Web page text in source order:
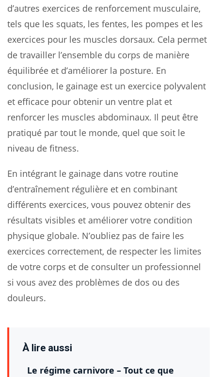
d’autres exercices de renforcement musculaire,
tels que les squats, les fentes, les pompes et les
exercices pour les muscles dorsaux. Cela permet
de travailler l’ensemble du corps de manière
équilibrée et d’améliorer la posture. En
conclusion, le gainage est un exercice polyvalent
et efficace pour obtenir un ventre plat et
renforcer les muscles abdominaux. Il peut être
pratiqué par tout le monde, quel que soit le
niveau de fitness.
En intégrant le gainage dans votre routine
d’entraînement régulière et en combinant
différents exercices, vous pouvez obtenir des
résultats visibles et améliorer votre condition
physique globale. N’oubliez pas de faire les
exercices correctement, de respecter les limites
de votre corps et de consulter un professionnel
si vous avez des problèmes de dos ou des
douleurs.
À lire aussi
Le régime carnivore – Tout ce que